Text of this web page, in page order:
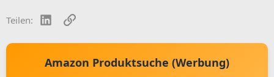
Teilen: LinkedInLink
Amazon Produktsuche (Werbung)